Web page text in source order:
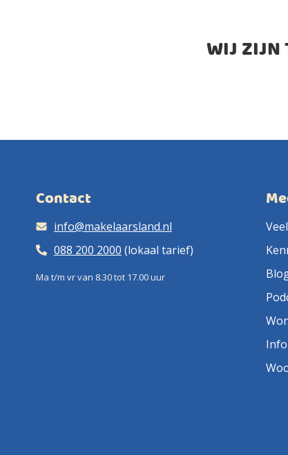
WIJ ZIJN
Contact
info@makelaarsland.nl
088 200 2000 (lokaal tarief)
Ma t/m vr van 8.30 tot 17.00 uur